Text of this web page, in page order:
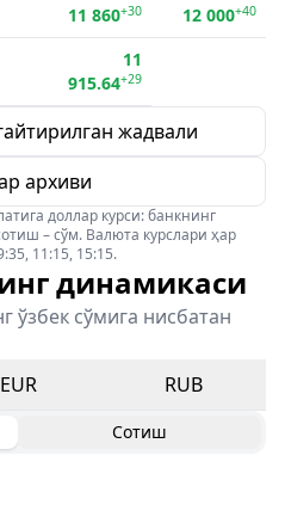
11 860+30 12 000+40
11
915.64+29
жадвали
архиви
доллар курси: банкнинг
– сўм. Валюта курслари ҳар
11:15, 15:15.
динамикаси
ўзбек сўмига нисбатан
EUR RUB
Сотиш